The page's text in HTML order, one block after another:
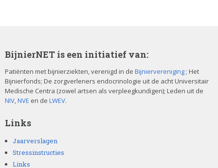
BijnierNET is een initiatief van:
Patiënten met bijnierziekten, verenigd in de Bijniervereniging ; Het
Bijnierfonds; De zorgverleners endocrinologie uit de acht Universitair
Medische Centra (zowel artsen als verpleegkundigen); Leden uit de
NIV,NVE en de LWEV.
Links
Jaarverslagen
Stressinstructies
Links